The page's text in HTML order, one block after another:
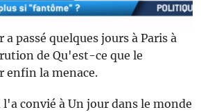
passé quelques jours à Paris à
de Qu'est-ce que le
enfin la menace.
convié à Un jour dans le monde